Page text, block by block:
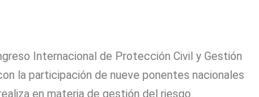
Internacional de Protección Civil y Gestión
la participación de nueve ponentes nacionales
en materia de gestión del riesgo.